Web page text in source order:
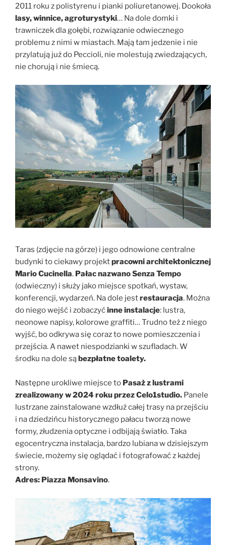
2011 roku z polistyrenu i pianki poliuretanowej. Dookoła
lasy, winnice, agroturystyki… Na dole domki i
trawniczek dla gołębi, rozwiązanie odwiecznego
problemu z nimi w miastach. Mają tam jedzenie i nie
przylatują już do Peccioli, nie molestują zwiedzających,
nie chorują i nie śmiecą.
Taras (zdjęcie na górze) i jego odnowione centralne
budynki to ciekawy projektpracowni architektonicznej
Mario Cucinella. Pałac nazwano Senza Tempo
(odwieczny) i służy jako miejsce spotkań, wystaw,
konferencji, wydarzeń. Na dole jestrestauracja. Można
do niego wejść i zobaczyćinne instalacje: lustra,
neonowe napisy, kolorowe graffiti… Trudno też z niego
wyjść, bo odkrywa się coraz to nowe pomieszczenia i
przejścia. A nawet niespodzianki w szufladach. W
środku na dole sąbezpłatne toalety.
Następne urokliwe miejsce to Pasaż z lustrami
zrealizowany w 2024 roku przez Celo1studio. Panele
lustrzane zainstalowane wzdłuż całej trasy na przejściu
i na dziedzińcu historycznego pałacu tworzą nowe
formy, złudzenia optyczne i odbijają światło. Taka
egocentryczna instalacja, bardzo lubiana w dzisiejszym
świecie, możemy się oglądać i fotografować z każdej
strony.
Adres: Piazza Monsavino.